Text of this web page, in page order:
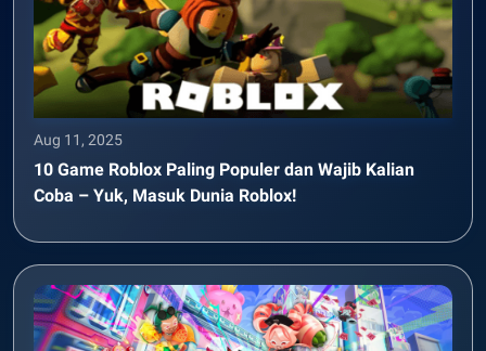
Aug 11, 2025
10 Game Roblox Paling Populer dan Wajib Kalian
Coba – Yuk, Masuk Dunia Roblox!